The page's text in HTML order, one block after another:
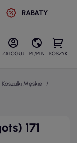
RABATY
ZALOGUJ PL/PLN KOSZYK
Koszulki Męskie
171